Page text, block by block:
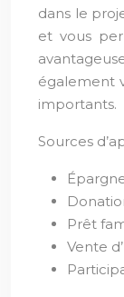
dans le
et vous
également
importants.
Sources
Prêt
Vente